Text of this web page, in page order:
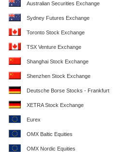
Australian Securities Exchange
Sydney Futures Exchange
Toronto Stock Exchange
TSX Venture Exchange
Shanghai Stock Exchange
Shenzhen Stock Exchange
Deutsche Borse Stocks - Frankfurt
XETRA Stock Exchange
Eurex
OMX Baltic Equities
OMX Nordic Equities